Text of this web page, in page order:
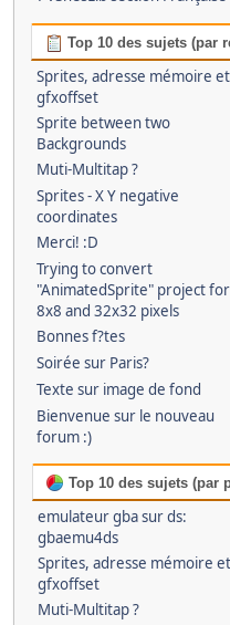
Top 10 des sujets (par
Sprites, adresse mémoire et
gfxoffset
Sprite between two
Backgrounds
Muti-Multitap ?
Sprites - X Y negative
coordinates
Merci! :D
Trying to convert
"AnimatedSprite" project for
8x8 and 32x32 pixels
Bonnes f?tes
Soirée sur Paris?
Texte sur image de fond
Bienvenue sur le nouveau
forum :)
Top 10 des sujets (par
emulateur gba sur ds:
gbaemu4ds
Sprites, adresse mémoire et
gfxoffset
Muti-Multitap ?